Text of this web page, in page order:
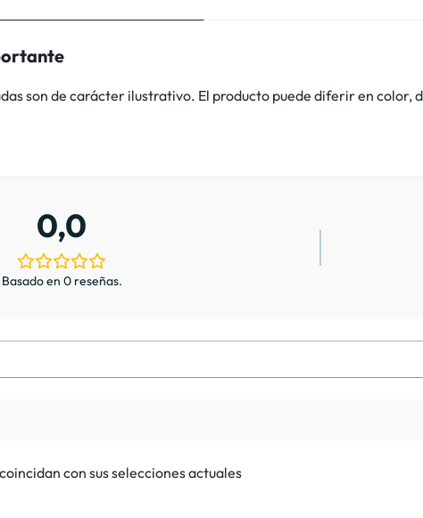
son de carácter ilustrativo. El producto puede diferir en color,
0,0
Basado en 0 reseñas.
con sus selecciones actuales